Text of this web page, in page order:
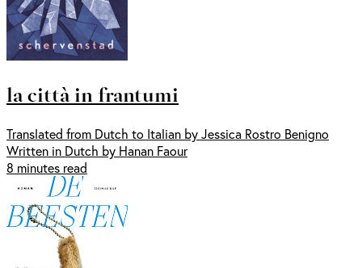
la città in frantumi
Translated from Dutch to Italian by Jessica Rostro Benigno
Written in Dutch by Hanan Faour
8 minutes read